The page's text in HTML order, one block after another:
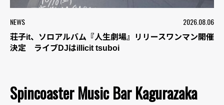
NEWS 2026.08.06
荘子it、ソロアルバム『人生劇場』リリースワンマン開催
決定 ライブDJはillicit tsuboi
Spincoaster Music Bar Kagurazaka